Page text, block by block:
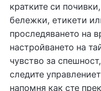
кратките си
бележки, етикети
проследяването на
настройването на
чувство за
следите
напомня как сте